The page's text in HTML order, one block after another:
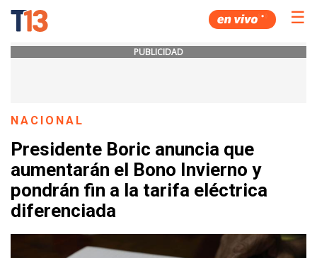
☰
PUBLICIDAD
NACIONAL
Presidente Boric anuncia que
aumentarán el Bono Invierno y
pondrán fin a la tarifa eléctrica
diferenciada